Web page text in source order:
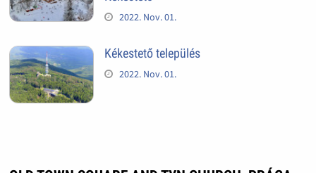
2022. Nov. 01.
Kékestető település
2022. Nov. 01.